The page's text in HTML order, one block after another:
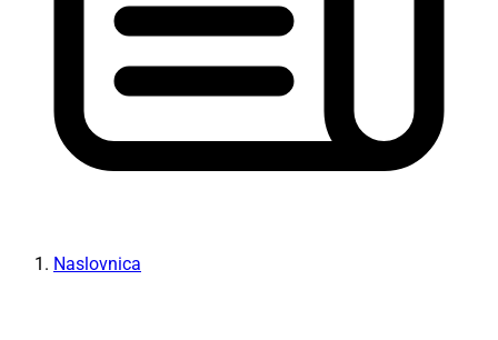
Naslovnica